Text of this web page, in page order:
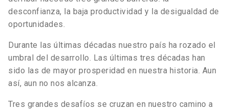
desconfianza, la baja productividad y la desigualdad de
oportunidades.
Durante las últimas décadas nuestro país ha rozado el
umbral del desarrollo. Las últimas tres décadas han
sido las de mayor prosperidad en nuestra historia. Aun
así, aun no nos alcanza.
Tres grandes desafíos se cruzan en nuestro camino a